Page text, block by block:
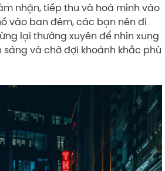
nhận, tiếp thu và hoà mình vào
vào ban đêm, các bạn nên đi
lại thường xuyên để nhìn xung
và chờ đợi khoảnh khắc phù